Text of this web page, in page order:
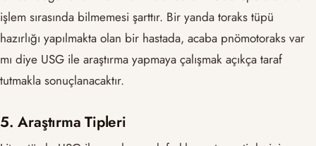
işlem sırasında bilmemesi şarttır. Bir yanda toraks tüpü
hazırlığı yapılmakta olan bir hastada, acaba pnömotoraks var
mı diye USG ile araştırma yapmaya çalışmak açıkça taraf
tutmakla sonuçlanacaktır.
5. Araştırma Tipleri